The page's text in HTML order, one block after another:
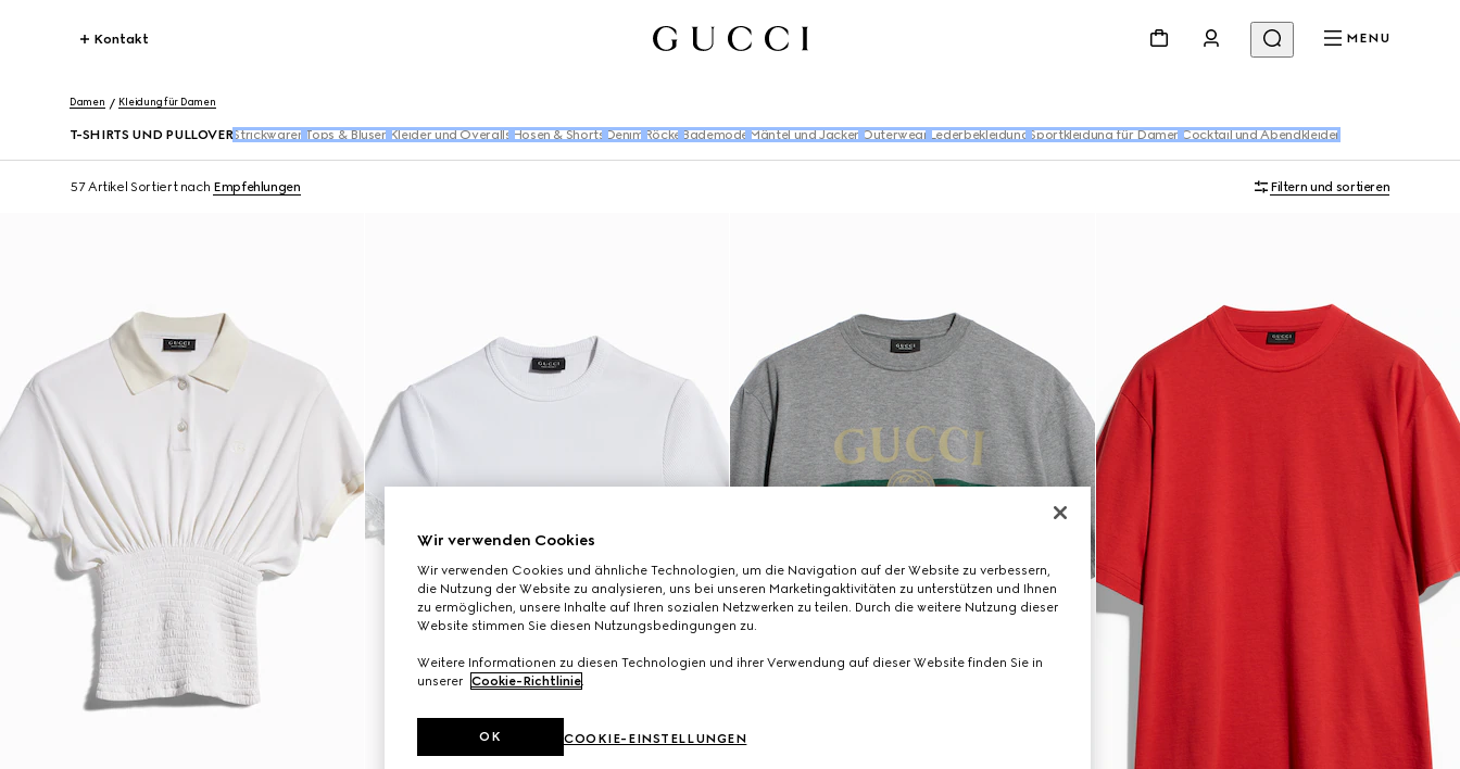
Kontakt MENU
Damen Kleidung für Damen
T-SHIRTS UND PULLOVERStrickwaren Tops & Blusen​ Kleider und Overalls Hosen & Shorts Denim Röcke Bademode Mäntel und Jacken Outerwear Lederbekleidung Sportkleidung für Damen Cocktail und Abendkleider
57 Artikel Sortiert nach Empfehlungen Filtern und sortieren
Wir verwenden Cookies
Wir verwenden Cookies und ähnliche Technologien, um die Navigation auf der Website zu verbessern,
die Nutzung der Website zu analysieren, uns bei unseren Marketingaktivitäten zu unterstützen und Ihnen
zu ermöglichen, unsere Inhalte auf Ihren sozialen Netzwerken zu teilen. Durch die weitere Nutzung dieser
Website stimmen Sie diesen Nutzungsbedingungen zu.
Weitere Informationen zu diesen Technologien und ihrer Verwendung auf dieser Website finden Sie in
unserer Cookie-Richtlinie.
COOKIE-EINSTELLUNGEN
OK